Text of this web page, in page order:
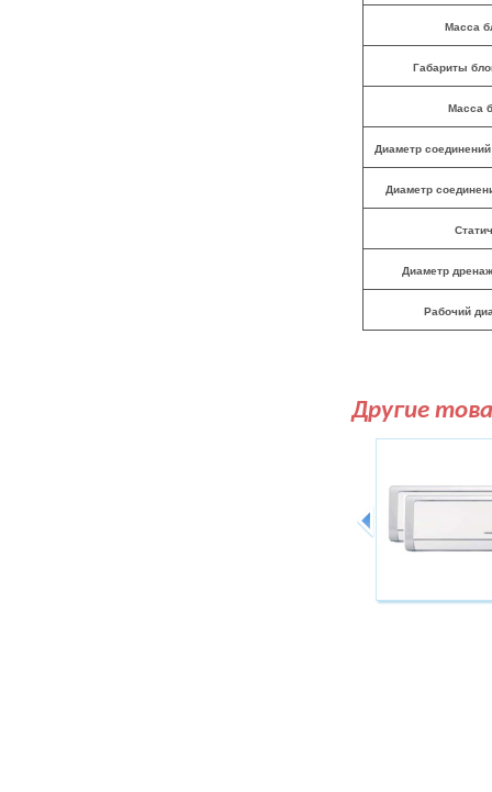
Масса
Габариты
Масса
Диаметр
Диаметр
Диаметр
Рабочий
Другие